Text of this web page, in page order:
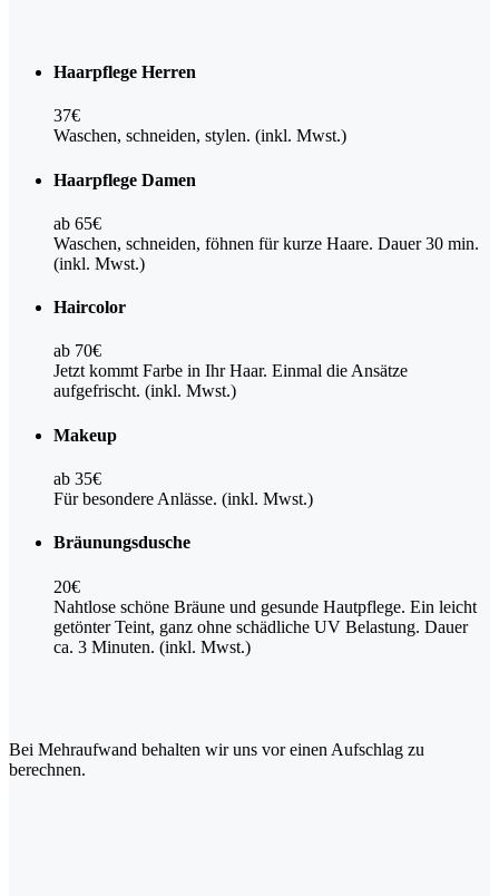
Haarpflege Herren
37€
Waschen, schneiden, stylen. (inkl. Mwst.)
Haarpflege Damen
ab 65€
Waschen, schneiden, föhnen für kurze Haare. Dauer 30 min.
(inkl. Mwst.)
Haircolor
ab 70€
Jetzt kommt Farbe in Ihr Haar. Einmal die Ansätze
aufgefrischt. (inkl. Mwst.)
Makeup
ab 35€
Für besondere Anlässe. (inkl. Mwst.)
Bräunungsdusche
20€
Nahtlose schöne Bräune und gesunde Hautpflege. Ein leicht
getönter Teint, ganz ohne schädliche UV Belastung. Dauer
ca. 3 Minuten. (inkl. Mwst.)
Bei Mehraufwand behalten wir uns vor einen Aufschlag zu
berechnen.